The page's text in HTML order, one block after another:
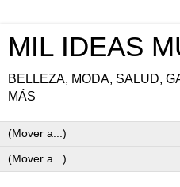
MIL IDEAS
BELLEZA, MODA, SALUD,
MÁS